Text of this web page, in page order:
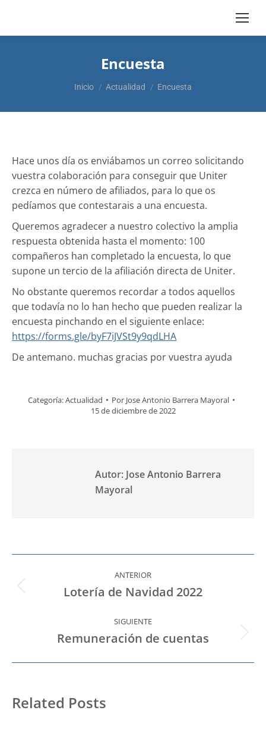
Encuesta
Estás aquí:
Inicio Actualidad Encuesta
Hace unos día os enviábamos un correo solicitando
vuestra colaboración para conseguir que Uniter
crezca en número de afiliados, para lo que os
pedíamos que contestarais a una encuesta.
Queremos agradecer a nuestro colectivo la amplia
respuesta obtenida hasta el momento: 100
compañeros han completado la encuesta, lo que
supone un tercio de la afiliación directa de Uniter.
No obstante queremos recordar a todos aquellos
que todavía no lo han hecho que pueden realizar la
encuesta pinchando en el siguiente enlace:
https://forms.gle/byF7iJVSt9y9qdLHA
De antemano. muchas gracias por vuestra ayuda
Categoría:Actualidad Por Jose Antonio Barrera Mayoral
15 de diciembre de 2022
Autor: Jose Antonio Barrera
Mayoral
Navegación
publicaciones
ANTERIOR
Publicación
Lotería de Navidad 2022
SIGUIENTE
Publicación
Remuneración de cuentas
Related Posts